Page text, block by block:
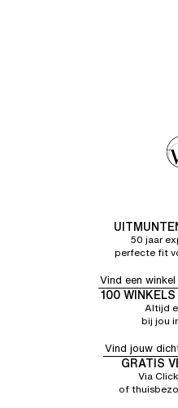
50 jaar
perfecte fit
Vind een
100
Altijd
bij jou
Vind jouw
GRATIS
Via
of